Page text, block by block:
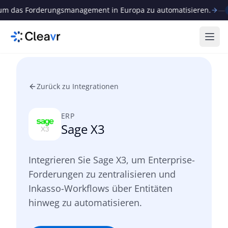
Forderungsmanagement in Europa zu automatisieren. — Neu
Zurück zu Integrationen
ERP
Sage X3
Integrieren Sie Sage X3, um Enterprise-
Forderungen zu zentralisieren und
Inkasso-Workflows über Entitäten
hinweg zu automatisieren.